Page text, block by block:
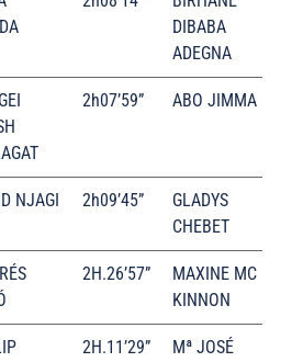
DIBABA
ADEGNA
2h07’59” ABO JIMMA
NJAGI 2h09’45”
GLADYS
CHEBET
2H.26’57”
MAXINE MC
KINNON
2H.11’29”
Mª JOSÉ